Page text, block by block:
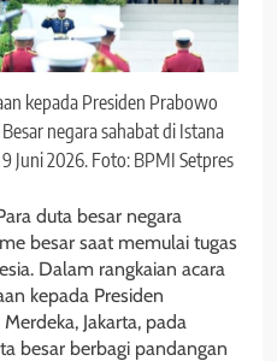
kepada Presiden Prabowo
negara sahabat di Istana
Juni 2026. Foto: BPMI Setpres
duta besar negara
besar saat memulai tugas
Dalam rangkaian acara
kepada Presiden
Jakarta, pada
besar berbagi pandangan